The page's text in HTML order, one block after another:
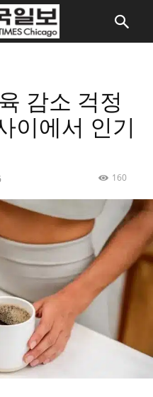
감소 걱정
이에서 인기
160